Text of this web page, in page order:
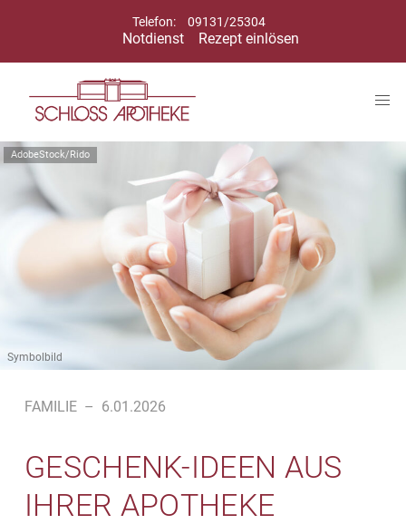
Telefon: 09131/25304
Notdienst Rezept einlösen
AdobeStock/Rido
Symbolbild
FAMILIE – 6.01.2026
GESCHENK-IDEEN AUS
IHRER APOTHEKE